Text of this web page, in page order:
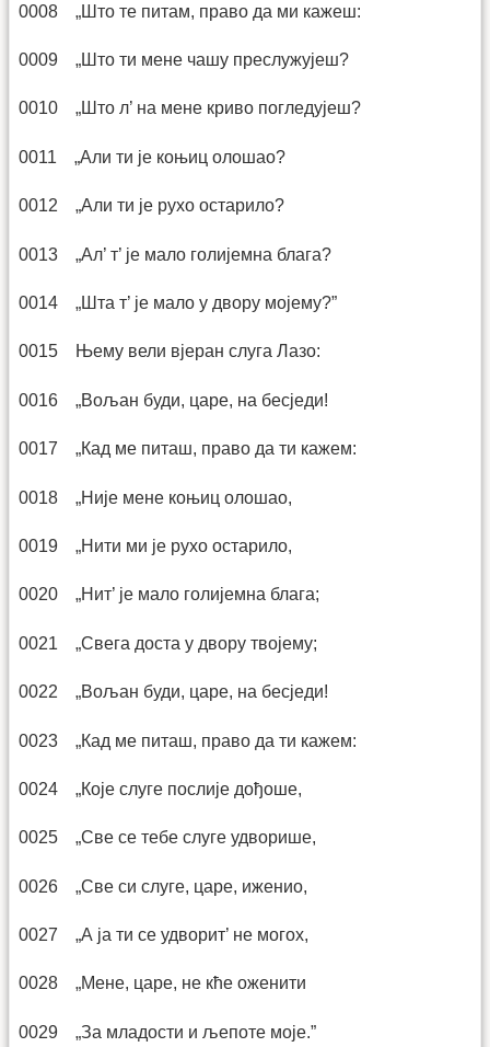
0008 „Што те питам, право да ми кажеш:
0009 „Што ти мене чашу преслужујеш?
0010 „Што л’ на мене криво погледујеш?
0011 „Али ти је коњиц олошао?
0012 „Али ти је рухо остарило?
0013 „Ал’ т’ је мало голијемна блага?
0014 „Шта т’ је мало у двору мојему?”
0015 Њему вели вјеран слуга Лазо:
0016 „Вољан буди, царе, на бесједи!
0017 „Кад ме питаш, право да ти кажем:
0018 „Није мене коњиц олошао,
0019 „Нити ми је рухо остарило,
0020 „Нит’ је мало голијемна блага;
0021 „Свега доста у двору твојему;
0022 „Вољан буди, царе, на бесједи!
0023 „Кад ме питаш, право да ти кажем:
0024 „Које слуге послије дођоше,
0025 „Све се тебе слуге удворише,
0026 „Све си слуге, царе, иженио,
0027 „А ја ти се удворит’ не могох,
0028 „Мене, царе, не кће оженити
0029 „За младости и љепоте моје.”